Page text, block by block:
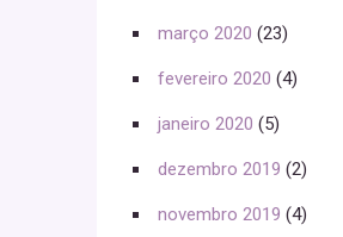
março 2020 (23)
fevereiro 2020 (4)
janeiro 2020 (5)
dezembro 2019 (2)
novembro 2019 (4)